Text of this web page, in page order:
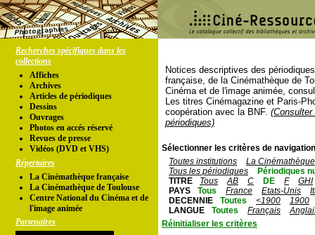
Recherches spécifiques dans les
collections
Affiches
Archives
Articles de périodiques
Dessins
Ouvrages
Photos en accés réservé
Revues de presse
Vidéos (DVD et VHS)
Répertoires
La Cinémathèque française
La Cinémathèque de Toulouse
Centre National du Cinéma et de
l'image animée
Partenaires
Notices descriptives des
française, de la Cinémathèque de
Cinéma et de l'image animée,
Les titres Cinémagazine et Paris-
coopération avec la BNF.
périodiques)
Sélectionner les critères de
Toutes institutions
La
Tous les périodiques
Périodiques
TITRE
Tous AB C DE F
GHI
PAYS
Tous France Etats-Unis
DECENNIE
Toutes <1900
1900
LANGUE
Toutes Français
Réinitialiser les critères